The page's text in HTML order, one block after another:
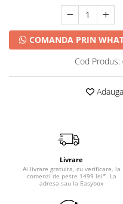
COMANDA PRIN
Cod Produs:
Livrare
Ai livrare gratuita, cu verificare, la
comenzi de peste 1499 lei*. La
adresa sau la Easybox